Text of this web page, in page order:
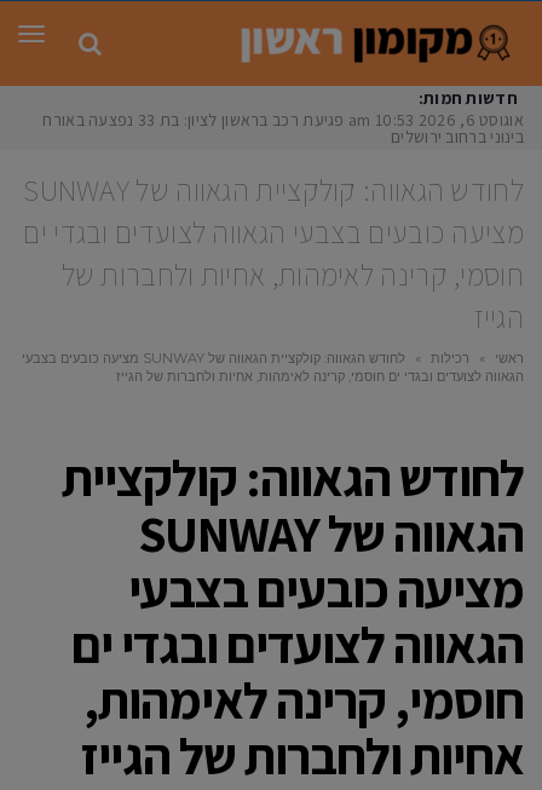
חדשות חמות:
אוגוסט 6, 2026
10:53 am פגיעת רכב בראשון לציון: בת 33 נפצעה באורח
בינוני ברחוב ירושלים
לחודש הגאווה: קולקציית הגאווה של SUNWAY
מציעה כובעים בצבעי הגאווה לצועדים ובגדי ים
חוסמי, קרינה לאימהות, אחיות ולחברות של
הגייז
ראשי » רכילות »
לחודש הגאווה: קולקציית הגאווה של SUNWAY מציעה כובעים בצבעי
הגאווה לצועדים ובגדי ים חוסמי, קרינה לאימהות, אחיות ולחברות של הגייז
לחודש הגאווה: קולקציית
הגאווה של SUNWAY
מציעה כובעים בצבעי
הגאווה לצועדים ובגדי ים
חוסמי, קרינה לאימהות,
אחיות ולחברות של הגייז